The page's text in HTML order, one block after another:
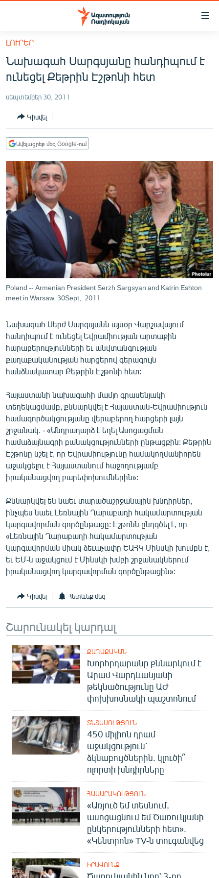
Մատչելիության
հիմնական
բովանդակությանը
Անցնել
հիմնական
մենյուին
ՀԱՅԱՍՏԱՆ
ՔԱՂԱՔԱԿԱՆ
ԸՆՏՐՈՒԹՅՈՒՆՆԵՐ 2026
ԻՐԱՎՈՒՆՔ
ՀԱՍԱՐԱԿՈՒԹՅՈՒՆ
ՂԱՐԱԲԱՂ
ՊԱՏԵՐԱԶՄԻ 6 ՇԱԲԱԹՆԵՐԸ
ՏԱՐԱԾԱՇՐՋԱՆ
ՄԻՋԱԶԳԱՅԻՆ
ՄՇԱԿՈՒՅԹ
ՍՊՈՐՏ
ՄԵԿՆԱԲԱՆՈՒԹՅՈՒՆ
ՏՏ ԵՒ ԻՆՏԵՐՆԵՏ
ԱՐԽԻՎ
ՏԵՍԱՆՅՈՒԹԵՐ
ԲԱՆԱՎԵՃ
ՓՈԴՔԱՍԹ
Հայերեն
English
Русский
«Ազատության» բոլոր կայքերը
ԼՈՒՐԵՐ
Նախագահ Սարգսյանը հանդիպում է
ունեցել Քեթրին Էշթոնի հետ
սեպտեմբեր 30, 2011
Կիսվել
Ավելացրեք մեզ Google-ում
Poland -- Armenian President Serzh Sargsyan and Katrin Eshton
meet in Warsaw. 30Sept,. 2011
Նախագահ Սերժ Սարգսյանն այսօր Վարշավայում
հանդիպում է ունեցել Եվրամիության արտաքին
հարաբերությունների եւ անվտանգության
քաղաքականության հարցերով գերագույն
հանձնակատար Քեթրին Էշթոնի հետ:
Հայաստանի նախագահի մամլո գրասենյակի
տեղեկացմամբ, քննարկվել է Հայաստան-Եվրամիություն
համագործակցությանը վերաբերող հարցերի լայն
շրջանակ. - «Անդրադարձ է եղել Ասոցացման
համաձայնագրի բանակցությունների ընթացքին: Քեթրին
Էշթոնը նշել է, որ Եվրամիությունը համակողմանիորեն
աջակցելու է Հայաստանում հաջողությամբ
իրականացվող բարեփոխումներին»:
Քննարկվել են նաեւ տարածաշրջանային խնդիրներ,
ինչպես նաեւ Լեռնային Ղարաբաղի հակամարտության
կարգավորման գործընթացը: Էշթոնն ընդգծել է, որ
«Լեռնային Ղարաբաղի հակամարտության
կարգավորման միակ ձեւաչափը ԵԱՀԿ Մինսկի խումբն է,
եւ ԵՄ-ն աջակցում է Մինսկի խմբի շրջանակներում
իրականացվող կարգավորման գործընթացին»:
Կիսվել Հետևեք մեզ
Շարունակել կարդալ
ՔԱՂԱՔԱԿԱՆ
Խորհրդարանը քննարկում է
Արամ Վարդևանյանի
թեկնածությունը ԱԺ
փոխխոսնակի պաշտոնում
ՏՆՏԵՍՈՒԹՅՈՒՆ
450 միլիոն դրամ
աջակցություն՝
ձկնաբույծներին. կլուծի՞
ոլորտի խնդիրները
ՀԱՍԱՐԱԿՈՒԹՅՈՒՆ
«Առյուծ եմ տեսնում,
ասոցացնում եմ Ծառուկյանի
ընկերությունների հետ».
«Կենտրոն» TV-ն տուգանվեց
ԻՐԱՎՈՒՆՔ
Ծառուկյանին նոր՝ 3-րդ